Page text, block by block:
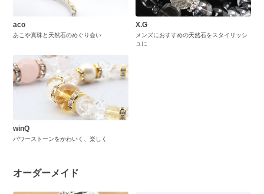
aco
あこや真珠と天然石のめぐり会い
X.G
メンズにおすすめの天然石をスタイリッシ
ュに
winQ
パワーストーンをかわいく、楽しく
オーダーメイド